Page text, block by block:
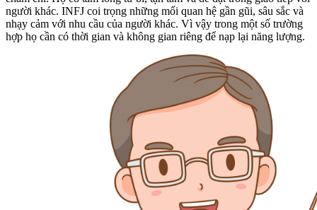
người khác. INFJ coi trọng những mối quan hệ gần gũi, sâu sắc và
nhạy cảm với nhu cầu của người khác. Vì vậy trong một số trường
hợp họ cần có thời gian và không gian riêng để nạp lại năng lượng.